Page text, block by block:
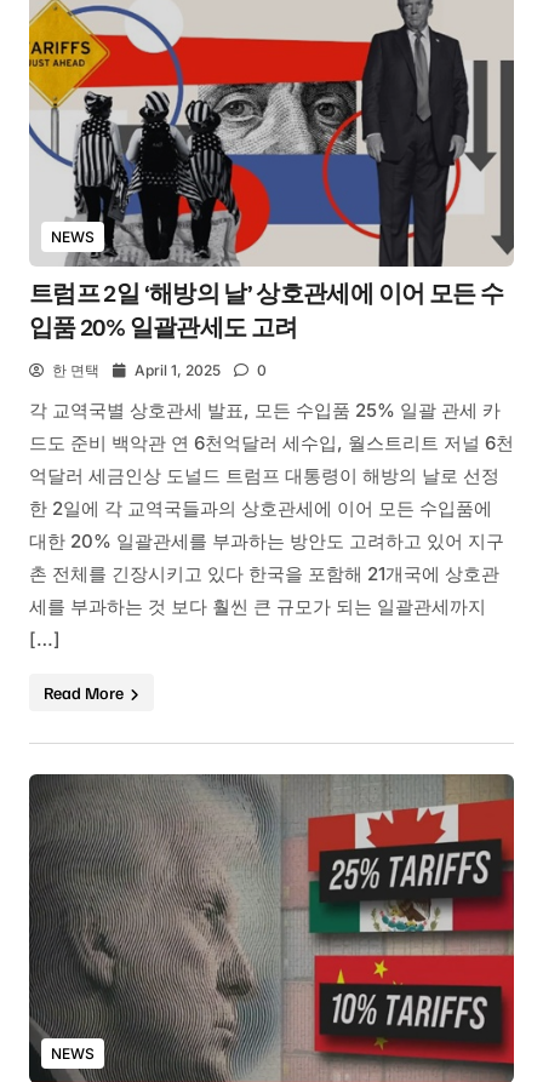
NEWS
트럼프 2일 ‘해방의 날’ 상호관세에 이어 모든 수
입품 20% 일괄관세도 고려
한 면택 April 1, 2025 0
각 교역국별 상호관세 발표, 모든 수입품 25% 일괄 관세 카
드도 준비 백악관 연 6천억달러 세수입, 월스트리트 저널 6천
억달러 세금인상 도널드 트럼프 대통령이 해방의 날로 선정
한 2일에 각 교역국들과의 상호관세에 이어 모든 수입품에
대한 20% 일괄관세를 부과하는 방안도 고려하고 있어 지구
촌 전체를 긴장시키고 있다 한국을 포함해 21개국에 상호관
세를 부과하는 것 보다 훨씬 큰 규모가 되는 일괄관세까지
[…]
Read More
NEWS